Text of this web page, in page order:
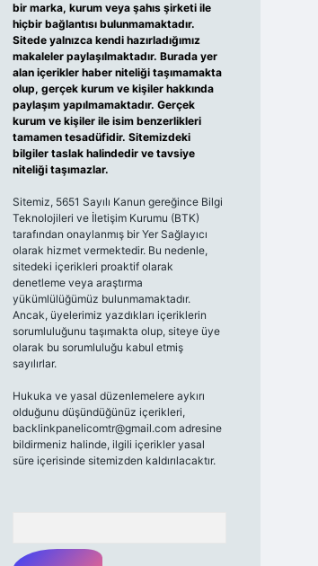
bir marka, kurum veya şahıs şirketi ile
hiçbir bağlantısı bulunmamaktadır.
Sitede yalnızca kendi hazırladığımız
makaleler paylaşılmaktadır. Burada yer
alan içerikler haber niteliği taşımamakta
olup, gerçek kurum ve kişiler hakkında
paylaşım yapılmamaktadır. Gerçek
kurum ve kişiler ile isim benzerlikleri
tamamen tesadüfidir. Sitemizdeki
bilgiler taslak halindedir ve tavsiye
niteliği taşımazlar.
Sitemiz, 5651 Sayılı Kanun gereğince Bilgi
Teknolojileri ve İletişim Kurumu (BTK)
tarafından onaylanmış bir Yer Sağlayıcı
olarak hizmet vermektedir. Bu nedenle,
sitedeki içerikleri proaktif olarak
denetleme veya araştırma
yükümlülüğümüz bulunmamaktadır.
Ancak, üyelerimiz yazdıkları içeriklerin
sorumluluğunu taşımakta olup, siteye üye
olarak bu sorumluluğu kabul etmiş
sayılırlar.
Hukuka ve yasal düzenlemelere aykırı
olduğunu düşündüğünüz içerikleri,
backlinkpanelicomtr@gmail.comadresine
bildirmeniz halinde, ilgili içerikler yasal
süre içerisinde sitemizden kaldırılacaktır.